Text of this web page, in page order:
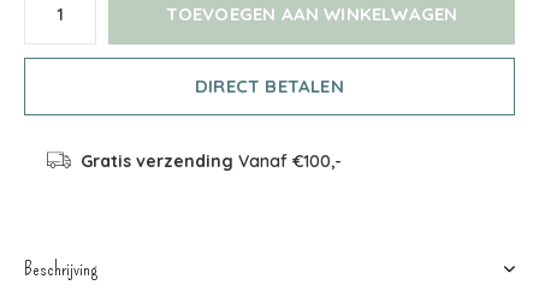
TOEVOEGEN AAN WINKELWAGEN
DIRECT BETALEN
Gratis verzending Vanaf €100,-
Beschrijving